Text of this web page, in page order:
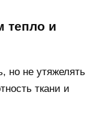
тепло и
но не утяжелять
ткани и